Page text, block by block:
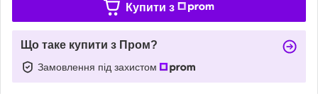
Купити з
Що таке купити з Пром?
Замовлення під захистом